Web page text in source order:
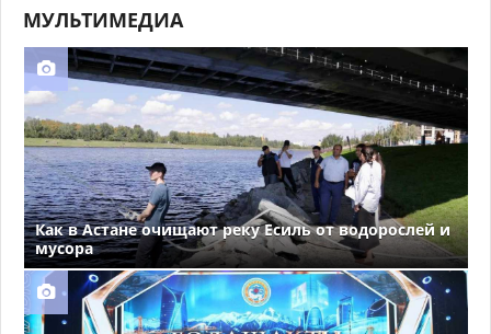
МУЛЬТИМЕДИА
Как в Астане очищают реку Есиль от водорослей и
мусора